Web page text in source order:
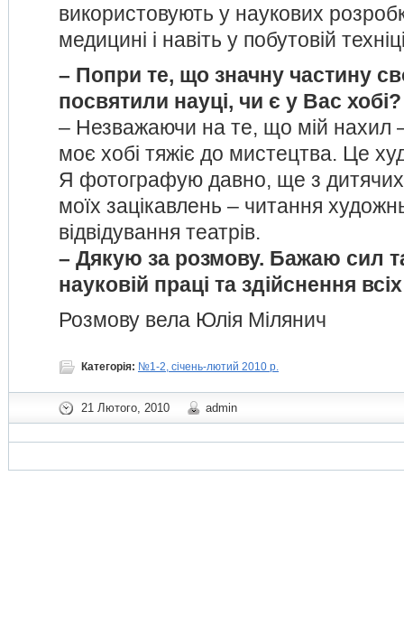
використовують у наукових
медицині і навіть у побутовій
– Попри те, що значну частину
посвятили науці, чи є у Вас хобі?
– Незважаючи на те, що мій нахил –
моє хобі тяжіє до мистецтва. Це
Я фотографую давно, ще з дитячих
моїх зацікавлень – читання
відвідування театрів.
– Дякую за розмову. Бажаю сил
науковій праці та здійснення
Розмову вела Юлія Мілянич
Категорія: №1-2, січень-лютий 2010 р.
21 Лютого, 2010 admin